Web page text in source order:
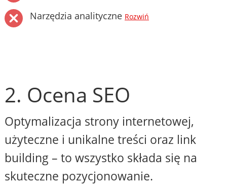
Narzędzia analityczne Rozwiń
2. Ocena SEO
Optymalizacja strony internetowej,
użyteczne i unikalne treści oraz link
building – to wszystko składa się na
skuteczne pozycjonowanie.